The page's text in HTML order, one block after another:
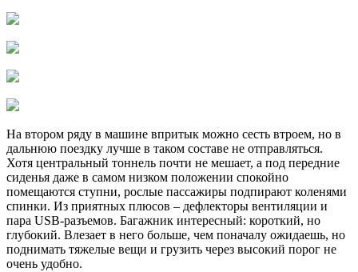
На втором ряду в машине впритык можно сесть втроем, но в
дальнюю поездку лучше в таком составе не отправляться.
Хотя центральный тоннель почти не мешает, а под передние
сиденья даже в самом низком положении спокойно
помещаются ступни, рослые пассажиры подпирают коленями
спинки. Из приятных плюсов – дефлекторы вентиляции и
пара USB-разъемов. Багажник интересный: короткий, но
глубокий. Влезает в него больше, чем поначалу ожидаешь, но
поднимать тяжелые вещи и грузить через высокий порог не
очень удобно.